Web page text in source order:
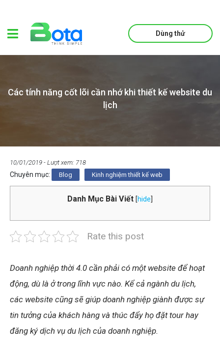
Dùng thử
Các tính năng cốt lõi cần nhớ khi thiết kế website du
lịch
10/01/2019 - Lượt xem: 718
Chuyên mục: Blog Kinh nghiệm thiết kế web
Danh Mục Bài Viết [hide
Rate this post
Doanh nghiệp thời 4.0 cần phải có một website để hoạt
động, dù là ở trong lĩnh vực nào. Kể cả ngành du lịch,
các website cũng sẽ giúp doanh nghiệp giành được sự
tin tưởng của khách hàng và thúc đẩy họ đặt tour hay
đăng ký dịch vụ du lịch của doanh nghiệp.